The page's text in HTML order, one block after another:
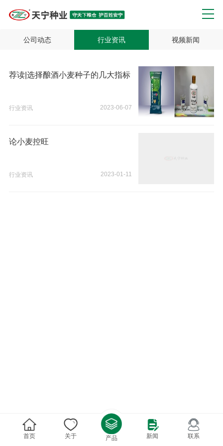
公司动态 行业资讯 视频新闻
荐读|选择酿酒小麦种子的几大指标
2023-06-07
行业资讯
论小麦控旺
2023-01-11
行业资讯
首页 关于 产品 新闻 联系